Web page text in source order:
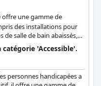
une gamme de
des installations pour
de salle de bain abaissés,
salle de bain, des toilettes
un accès en fauteuil
est également accessible
catégorie 'Accessible'.
personnes handicapées a